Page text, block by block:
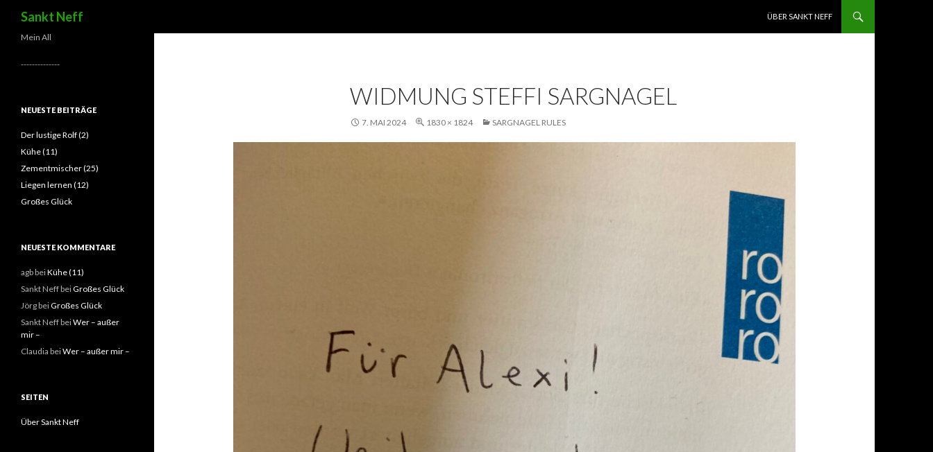
Sankt Neff
ÜBER SANKT NEFF
WIDMUNG STEFFI SARGNAGEL
7. MAI 2024 1830 × 1824 SARGNAGEL RULES
Mein All
--------------
NEUESTE BEITRÄGE
Der lustige Rolf (2)
Kühe (11)
Zementmischer (25)
Liegen lernen (12)
Großes Glück
NEUESTE KOMMENTARE
agbbeiKühe (11)
Sankt NeffbeiGroßes Glück
JörgbeiGroßes Glück
Sankt NeffbeiWer – außer
mir –
Claudia beiWer – außer mir –
SEITEN
Über Sankt Neff